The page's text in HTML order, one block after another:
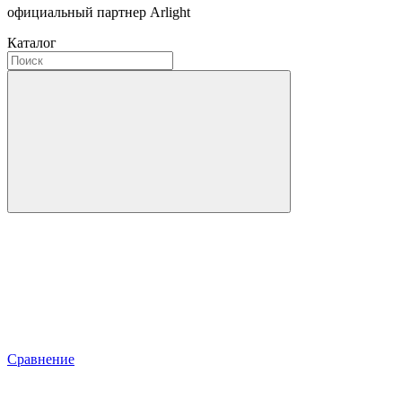
официальный партнер Arlight
Каталог
Сравнение